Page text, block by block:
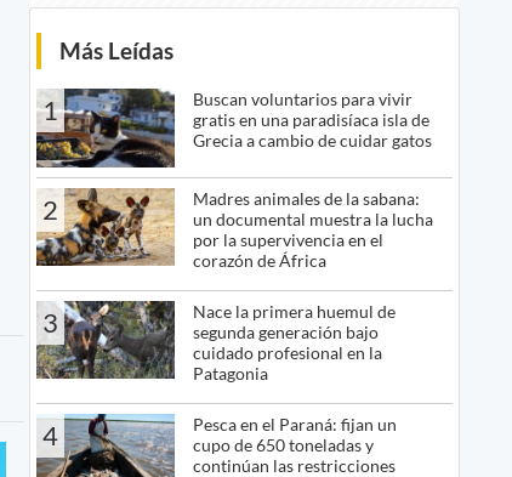
Más Leídas
1
Buscan voluntarios para vivir
gratis en una paradisíaca isla de
Grecia a cambio de cuidar gatos
2
Madres animales de la sabana:
un documental muestra la lucha
por la supervivencia en el
corazón de África
3
Nace la primera huemul de
segunda generación bajo
cuidado profesional en la
Patagonia
4
Pesca en el Paraná: fijan un
cupo de 650 toneladas y
continúan las restricciones